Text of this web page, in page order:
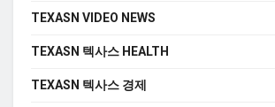
TEXASN VIDEO NEWS
TEXASN 텍사스 HEALTH
TEXASN 텍사스 경제